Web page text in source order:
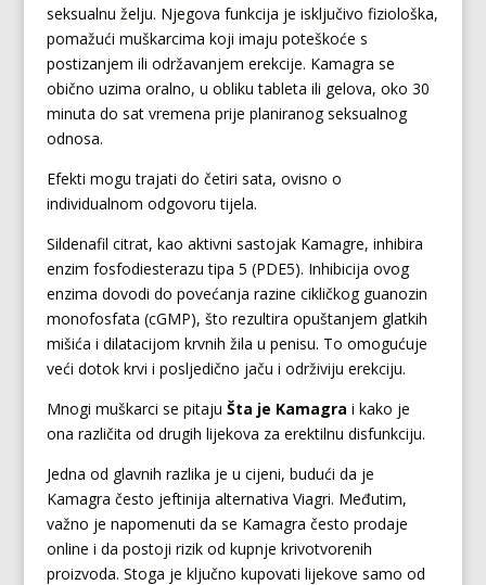
seksualnu želju. Njegova funkcija je isključivo fiziološka,
pomažući muškarcima koji imaju poteškoće s
postizanjem ili održavanjem erekcije. Kamagra se
obično uzima oralno, u obliku tableta ili gelova, oko 30
minuta do sat vremena prije planiranog seksualnog
odnosa.
Efekti mogu trajati do četiri sata, ovisno o
individualnom odgovoru tijela.
Sildenafil citrat, kao aktivni sastojak Kamagre, inhibira
enzim fosfodiesterazu tipa 5 (PDE5). Inhibicija ovog
enzima dovodi do povećanja razine cikličkog guanozin
monofosfata (cGMP), što rezultira opuštanjem glatkih
mišića i dilatacijom krvnih žila u penisu. To omogućuje
veći dotok krvi i posljedično jaču i održiviju erekciju.
Mnogi muškarci se pitaju Šta je Kamagra i kako je
ona različita od drugih lijekova za erektilnu disfunkciju.
Jedna od glavnih razlika je u cijeni, budući da je
Kamagra često jeftinija alternativa Viagri. Međutim,
važno je napomenuti da se Kamagra često prodaje
online i da postoji rizik od kupnje krivotvorenih
proizvoda. Stoga je ključno kupovati lijekove samo od